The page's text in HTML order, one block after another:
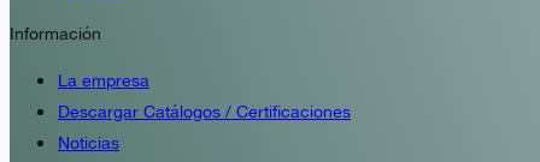
Información
La empresa
Descargar Catálogos / Certificaciones
Noticias